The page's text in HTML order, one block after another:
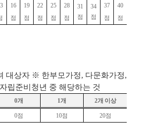
16
점
19
점
22
점
25
점
28
점
31
점
34
점
37
점
40
점
대상자 ※ 한부모가정, 다문화가정,
립준비청년 중 해당하는 것
0개 1개 2개 이상
0점 10점 20점